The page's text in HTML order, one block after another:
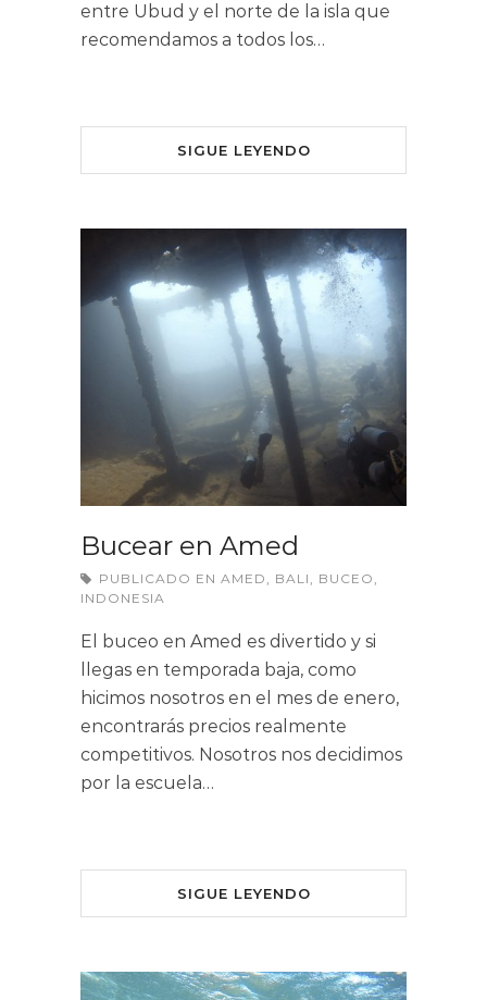
entre Ubud y el norte de la isla que
recomendamos a todos los…
SIGUE LEYENDO
Bucear en Amed
PUBLICADO EN AMED , BALI , BUCEO ,
INDONESIA
El buceo en Amed es divertido y si
llegas en temporada baja, como
hicimos nosotros en el mes de enero,
encontrarás precios realmente
competitivos. Nosotros nos decidimos
por la escuela…
SIGUE LEYENDO